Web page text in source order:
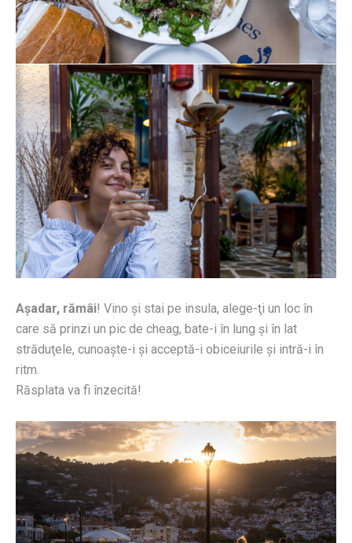
Aşadar, rămâi! Vino şi stai pe insula, alege-ţi un loc în
care să prinzi un pic de cheag, bate-i în lung şi în lat
străduţele, cunoaşte-i şi acceptă-i obiceiurile şi intră-i în
ritm.
Răsplata va fi înzecită!